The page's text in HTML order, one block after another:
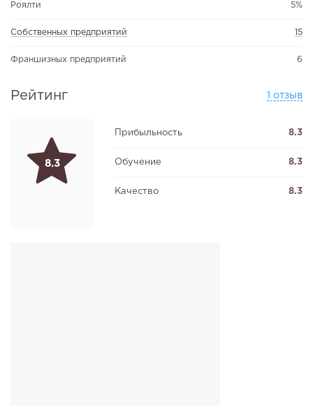
Роялти 5%
Собственных предприятий 15
Франшизных предприятий 6
Рейтинг 1 отзыв
8.3
Прибыльность 8.3
Обучение 8.3
Качество 8.3